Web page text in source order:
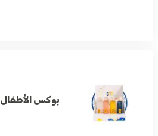
بوكس الأطفال